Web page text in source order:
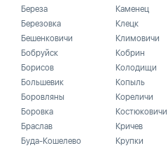
Береза
Березовка
Бешенковичи
Бобруйск
Борисов
Большевик
Боровляны
Боровка
Браслав
Буда-Кошелево
Каменец
Клецк
Климовичи
Кобрин
Колодищи
Копыль
Кореличи
Костюковичи
Кричев
Крупки